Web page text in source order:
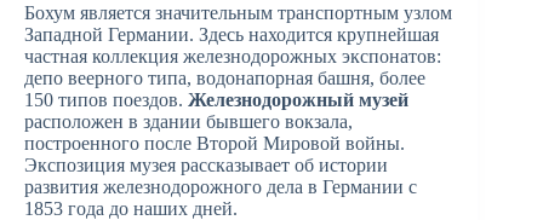
Бохум является значительным транcпортным узлом
Западной Германии. Здесь находится крупнейшая
частная коллекция железнодорожных экспонатов:
депо веерного типа, водонапорная башня, более
150 типов поездов. Железнодорожный музей
расположен в здании бывшего вокзала,
построенного после Второй Мировой войны.
Экспозиция музея рассказывает об истории
развития железнодорожного дела в Германии с
1853 года до наших дней.